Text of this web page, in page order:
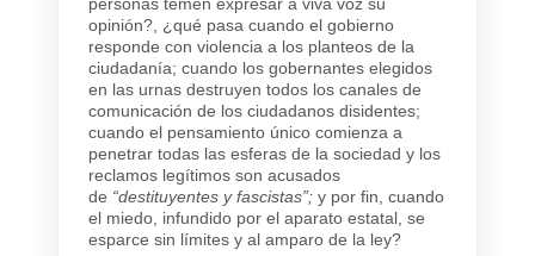
opinión?, ¿qué pasa cuando el gobierno
responde con violencia a los planteos de la
ciudadanía; cuando los gobernantes elegidos
en las urnas destruyen todos los canales de
comunicación de los ciudadanos disidentes;
cuando el pensamiento único comienza a
penetrar todas las esferas de la sociedad y los
reclamos legítimos son acusados
de “destituyentes y fascistas”; y por fin, cuando
el miedo, infundido por el aparato estatal, se
esparce sin límites y al amparo de la ley?